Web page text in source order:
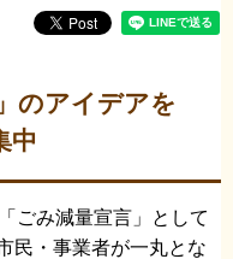
のアイデアを
中
ごみ減量宣言」として
民・事業者が一丸とな